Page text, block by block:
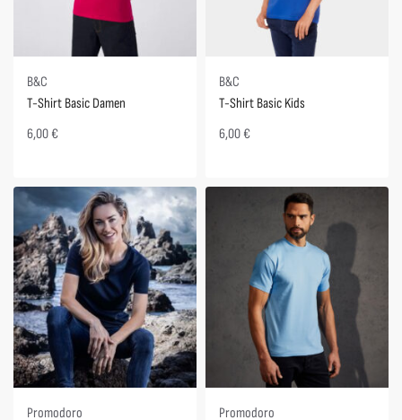
B&C
T-Shirt Basic Damen
6,00 €
B&C
T-Shirt Basic Kids
6,00 €
Promodoro Promodoro